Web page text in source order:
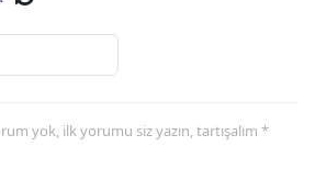
yok, ilk yorumu siz yazın, tartışalım *